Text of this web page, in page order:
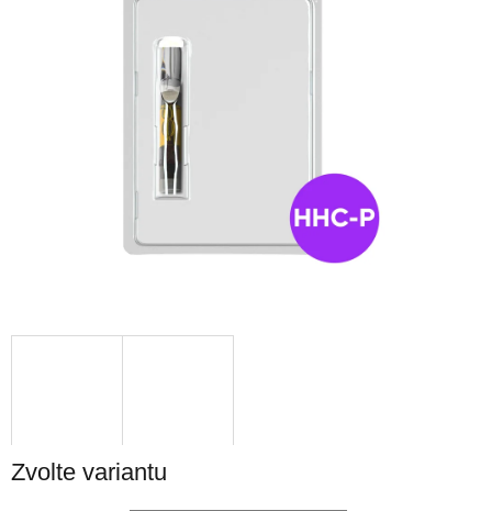
Zvolte variantu